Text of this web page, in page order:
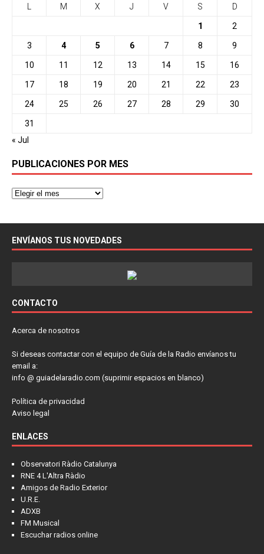
M X J V S D
1 2
3 4 5 6 7 8 9
10 11 12 13 14 15 16
17 18 19 20 21 22 23
24 25 26 27 28 29 30
31
« Jul
PUBLICACIONES POR MES
ENVÍANOS TUS NOVEDADES
CONTACTO
Acerca de nosotros
Si deseas contactar con el equipo de Guía de la Radio envíanos tu
email a:
info @ guiadelaradio.com (suprimir espacios en blanco)
Política de privacidad
Aviso legal
ENLACES
Observatori Ràdio Catalunya
RNE 4 L'Altra Ràdio
Amigos de Radio Exterior
U.R.E.
ADXB
FM Musical
Escuchar radios online